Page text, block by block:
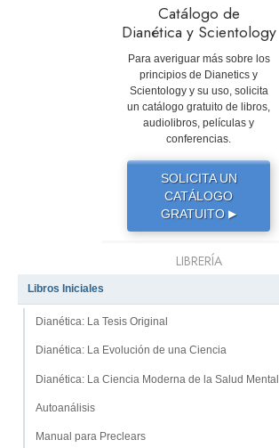
Catálogo de
Dianética y Scientology
Para averiguar más sobre los
principios de Dianetics y
Scientology y su uso, solicita
un catálogo gratuito de libros,
audiolibros, películas y
conferencias.
SOLICITA UN
CATÁLOGO
GRATUITO ▶
LIBRERÍA
Libros Iniciales
Dianética: La Tesis Original
Dianética: La Evolución de una Ciencia
Dianética: La Ciencia Moderna de la Salud Mental
Autoanálisis
Manual para Preclears